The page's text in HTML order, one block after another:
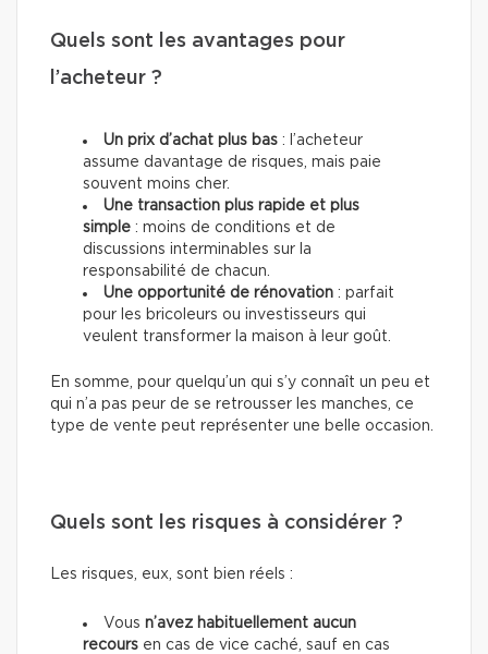
Quels sont les avantages pour
l’acheteur ?
Un prix d’achat plus bas : l’acheteur
assume davantage de risques, mais paie
souvent moins cher.
Une transaction plus rapide et plus
simple : moins de conditions et de
discussions interminables sur la
responsabilité de chacun.
Une opportunité de rénovation : parfait
pour les bricoleurs ou investisseurs qui
veulent transformer la maison à leur goût.
En somme, pour quelqu’un qui s’y connaît un peu et
qui n’a pas peur de se retrousser les manches, ce
type de vente peut représenter une belle occasion.
Quels sont les risques à considérer ?
Les risques, eux, sont bien réels :
Vous n’avez habituellement aucun
recours en cas de vice caché, sauf en cas